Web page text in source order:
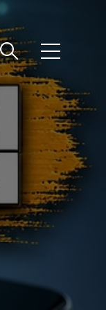
메